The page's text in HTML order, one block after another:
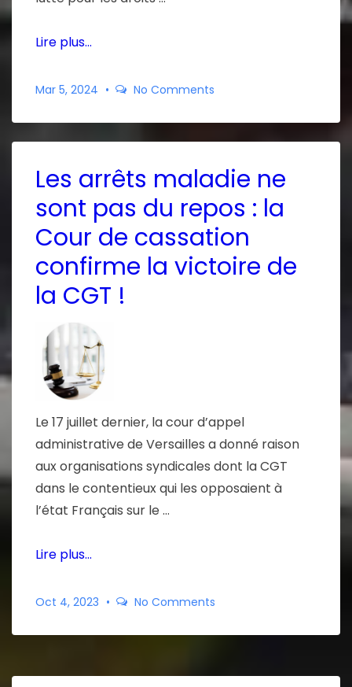
Lire plus…
Mar 5, 2024 No Comments
Les arrêts maladie ne
sont pas du repos : la
Cour de cassation
confirme la victoire de
la CGT !
Le 17 juillet dernier, la cour d’appel
administrative de Versailles a donné raison
aux organisations syndicales dont la CGT
dans le contentieux qui les opposaient à
l’état Français sur le …
Lire plus…
Oct 4, 2023 No Comments